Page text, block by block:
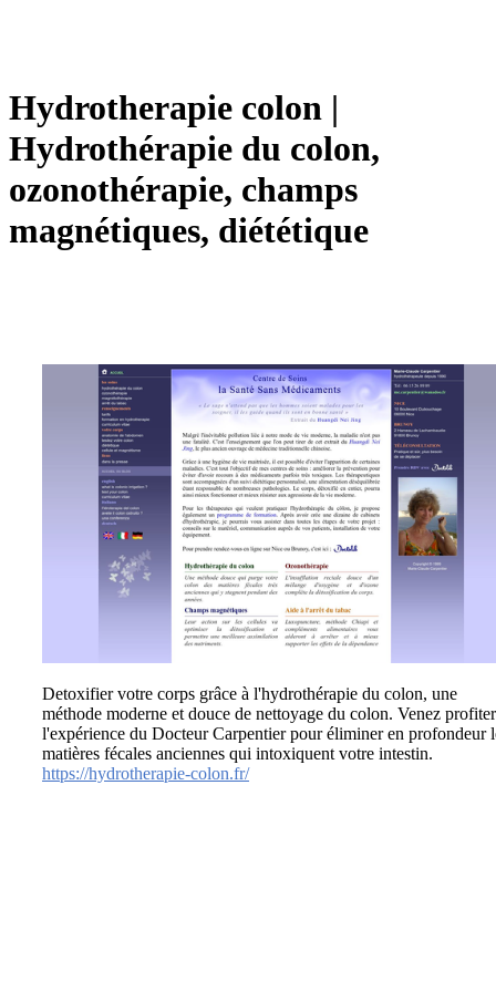
Hydrot­hera­pie colon |
Hydrothéra­pie du colon,
ozonothéra­pie, champs
magnétiques, diététique
Detoxifier votre corps grâce à l'hydrothérapie du colon, une
méthode moderne et douce de nettoyage du colon. Venez
l'expérience du Docteur Carpentier pour éliminer en profondeur
matières fécales anciennes qui intoxiquent votre intestin.
https://hydrotherapie-colon.fr/